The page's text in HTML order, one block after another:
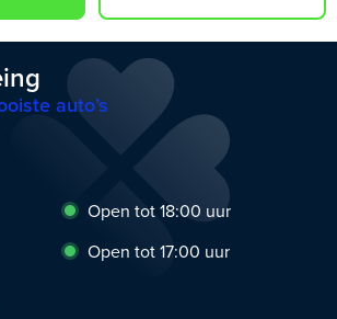
auto’s
Open tot 18:00 uur
Open tot 17:00 uur